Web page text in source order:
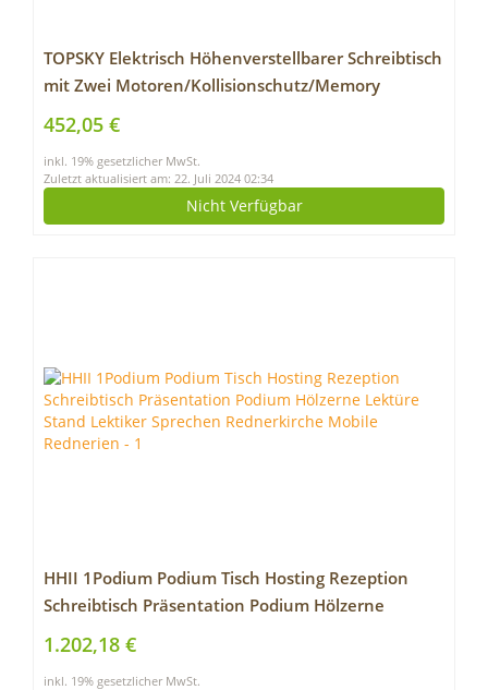
TOPSKY Elektrisch Höhenverstellbarer Schreibtisch
mit Zwei Motoren/Kollisionschutz/Memory
Funktion (Nur schwarzer Rahmen)
452,05 €
inkl. 19% gesetzlicher MwSt.
Zuletzt aktualisiert am: 22. Juli 2024 02:34
Nicht Verfügbar
HHII 1Podium Podium Tisch Hosting Rezeption
Schreibtisch Präsentation Podium Hölzerne
Lektüre Stand Lektiker Sprechen Rednerkirche
Mobile Rednerien
1.202,18 €
inkl. 19% gesetzlicher MwSt.